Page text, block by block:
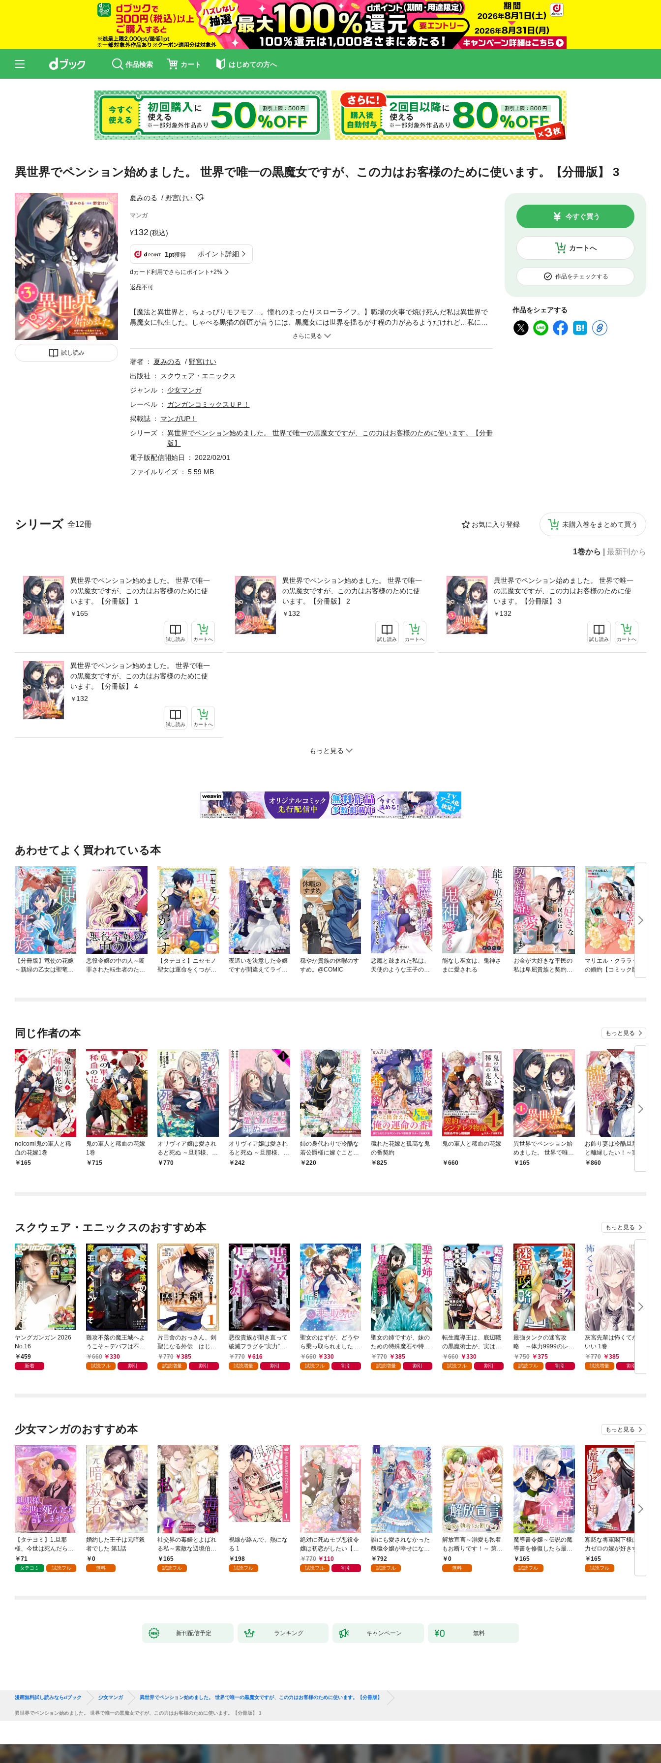
作品検索 カート はじめての方へ
異世界でペンション始めました。 世界で唯一の黒魔女ですが、この力はお客様のために使います。【分冊版】 3
試し読み
夏みのる 野宮けい
マンガ
132(税込)
1pt獲得 ポイント詳細
dカード利用でさらにポイント+2%
返品不可
カートへ
今すぐ買う
作品をチェックする
作品をシェアする
シリーズ 全12冊 お気に入り登録 未購入巻をまとめて買う
1巻から 最新刊から
異世界でペンション始めました。 世界で唯一
の黒魔女ですが、この力はお客様のために使
います。【分冊版】 1
165
試し読み カートへ
異世界でペンション始めました。 世界で唯一
の黒魔女ですが、この力はお客様のために使
います。【分冊版】 2
132
試し読み カートへ
異世界でペンション始めました。 世界で唯一
の黒魔女ですが、この力はお客様のために使
います。【分冊版】 3
132
試し読み カートへ
異世界でペンション始めました。 世界で唯一
の黒魔女ですが、この力はお客様のために使
います。【分冊版】 4
132
試し読み カートへ
もっと見る
【魔法と異世界と、ちょっぴりモフモフ…。憧れのまったりスローライフ。】職場の火事で焼け死んだ私は異世界で
黒魔女に転生した。しゃべる黒猫の師匠が言うには、黒魔女には世界を揺るがす程の力があるようだけれど…私には
夢がある。そう、どんなお客様も迎える“ペンション”を経営するんだ――。※この商品は「異世界でペンション始めま
著者
夏みのる
野宮けい
出版社
スクウェア・エニックス
ジャンル
少女マンガ
レーベル
ガンガンコミックスＵＰ！
掲載誌
マンガUP！
シリーズ
異世界でペンション始めました。 世界で唯一の黒魔女ですが、この力はお客様のために使います。【分冊
版】
電子版配信開始日
2022/02/01
ファイルサイズ
5.59 MB
あわせてよく買われている本
【分冊版】竜使の花嫁
～新緑の乙女は聖竜の
悪役令嬢の中の人～断
罪された転生者のため
【タテヨミ】ニセモノ
聖女は運命をくつがえ
夜這いを決意した令嬢
ですが間違えてライバ
穏やか貴族の休暇のす
すめ。@COMIC
悪魔と疎まれた私は、
天使のような王子の気
能なし巫女は、鬼神さ
まに愛される
お金が大好きな平民の
私は卑屈貴族と契約結
マリエル・クララック
の婚約【コミック版】
同じ作者の本 もっと見る
noicomi鬼の軍人と稀
血の花嫁1巻
165
鬼の軍人と稀血の花嫁
1巻
715
オリヴィア嬢は愛され
ると死ぬ ～旦那様、ち
ょっとこっち見すぎで
770
オリヴィア嬢は愛され
ると死ぬ ～旦那様、ち
ょっとこっち見すぎで
242
姉の身代わりで冷酷な
若公爵様に嫁ぐことに
なりましたが、初夜に
220
穢れた花嫁と孤高な鬼
の番契約
825
鬼の軍人と稀血の花嫁
660
異世界でペンション始
めました。 世界で唯一
の黒魔女ですが、この
165
お飾り妻は冷酷旦那様
と離縁したい！～実は
溺愛されていたなんて
知りません～ アンソロ
860
スクウェア・エニックスのおすすめ本 もっと見る
ヤングガンガン 2026
No.16
459
新着
難攻不落の魔王城へよ
うこそ～デバフは不要
と勇者パーティーを追
い出された黒魔導士、
660 330
試読フル 割引
片田舎のおっさん、剣
聖になる外伝 はじま
りの魔法剣士 1巻
770 385
試読増量 割引
悪役貴族が開き直って
破滅フラグを“実力”で
叩き折っていたら、い
つの間にかヒロイン達
770 616
試読増量 割引
聖女のはずが、どうや
ら乗っ取られました 1
巻660 330
試読フル 割引
聖女の姉ですが、妹の
ための特殊魔石や特殊
薬草の採取をやめた
ら、隣国の魔術師様の
770 385
試読増量 割引
転生魔導王は、底辺職
の黒魔術士が、実は最
強職だと知っている 1
巻
660 330
試読フル 割引
最強タンクの迷宮攻
略 ～体力9999のレア
スキル持ちタンク、勇
者パーティーを追放さ
750 375
試読フル 割引
灰宮先輩は怖くてかわ
いい 1巻
770
385
試読増量 割引
少女マンガのおすすめ本 もっと見る
【タテヨミ】1.旦那
様、今世は死んだら許
しません
71
タテヨミ 試読フル
婚約した王子は元暗殺
者でした 第1話
0
無料
社交界の毒婦とよばれ
る私～素敵な辺境伯令
息に腕を折られたの
で、責任とってもらい
165
試読フル
視線が絡んで、熱にな
る 1
198
試読フル
絶対に死ぬモブ悪役令
嬢は初恋がしたい【単
行本版】 1巻
770 110
試読フル 割引
誰にも愛されなかった
醜穢令嬢が幸せになる
まで 1
792
試読フル
解放宣言～溺愛も執着
もお断りです！～ 第1
話0
無料
魔導書令嬢～伝説の魔
導書を修復したら最強
の精霊が味方になりま
した（クールな王弟殿
165
試読フル
寡黙な将軍閣下様は魔
力ゼロの嫁が好きすぎ
る～なぜか旦那様の心
の声が聞こえます！？
～［1話売り］ story0
165
試読フル
新刊配信予定 ランキング キャンペーン 無料
漫画無料試し読みならdブック 少女マンガ 異世界でペンション始めました。 世界で唯一の黒魔女ですが、この力はお客様のために使います。【分冊版】
異世界でペンション始めました。 世界で唯一の黒魔女ですが、この力はお客様のために使います。【分冊版】 3